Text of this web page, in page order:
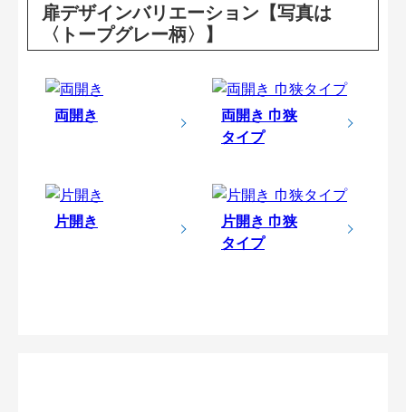
扉デザインバリエーション【写真は
〈トープグレー柄〉】
両開き
両開き 巾狭
タイプ
片開き
片開き 巾狭
タイプ